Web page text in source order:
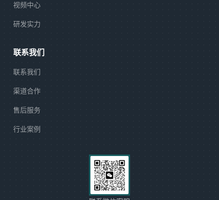
视频中心
研发实力
联系我们
联系我们
渠道合作
售后服务
行业案例